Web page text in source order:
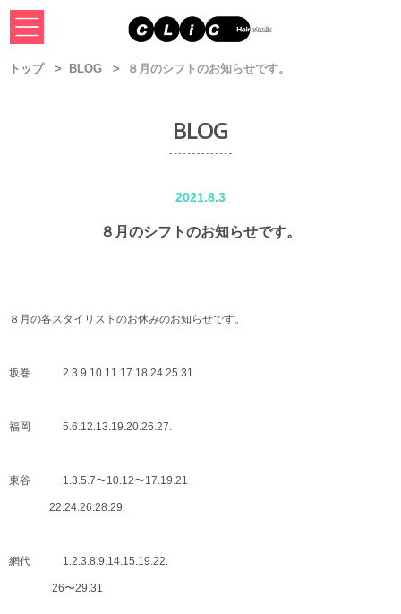
トップ BLOG ８月のシフトのお知らせです。
BLOG
2021.8.3
８月のシフトのお知らせです。
８月の各スタイリストのお休みのお知らせです。
坂巻 2.3.9.10.11.17.18.24.25.31
福岡 5.6.12.13.19.20.26.27.
東谷 1.3.5.7〜10.12〜17.19.21
22.24.26.28.29.
網代 1.2.3.8.9.14.15.19.22.
26〜29.31